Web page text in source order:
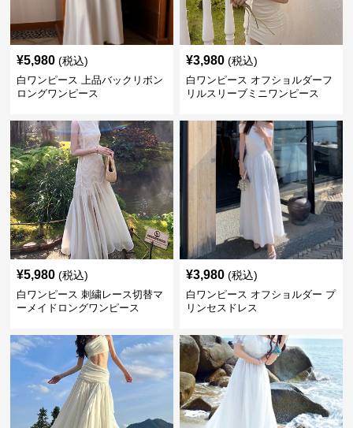
¥5,980 (税込)
白ワンピース 上品バックリボン
ロングワンピース
¥3,980 (税込)
白ワンピース オフショルダーフ
リルスリーブミニワンピース
¥5,980 (税込)
白ワンピース 刺繍レース切替マ
ーメイドロングワンピース
¥3,980 (税込)
白ワンピース オフショルダー プ
リンセスドレス